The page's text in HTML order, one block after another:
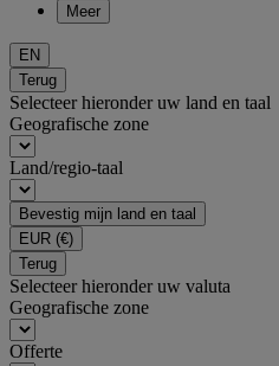
Meer
EN
Terug
Selecteer hieronder uw land en taal
Geografische zone
Land/regio-taal
Bevestig mijn land en taal
EUR (€)
Terug
Selecteer hieronder uw valuta
Geografische zone
Offerte